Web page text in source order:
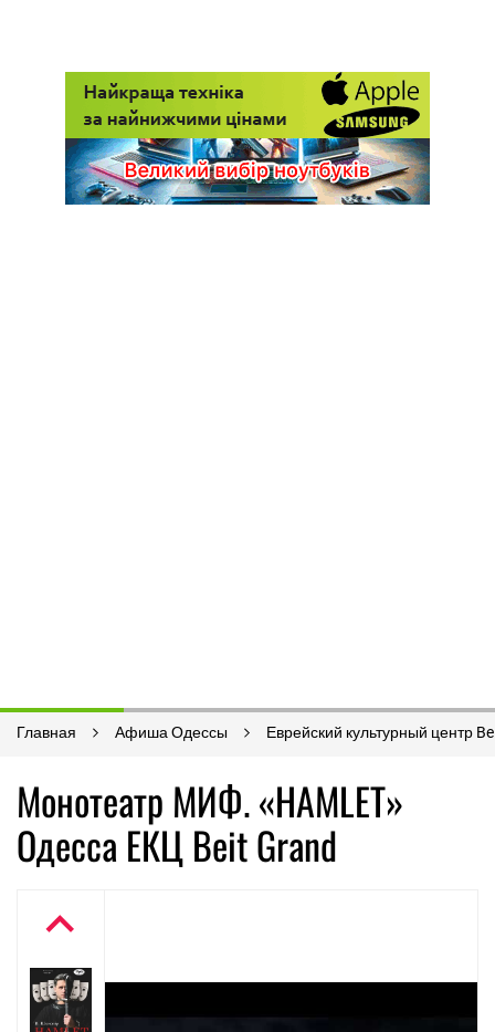
Главная Афиша Одессы Еврейский культурный центр
Монотеатр МИФ. «HAMLET»
Одесса ЕКЦ Beit Grand